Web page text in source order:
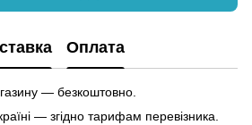
Оплата
— безкоштовно.
— згідно тарифам перевізника.